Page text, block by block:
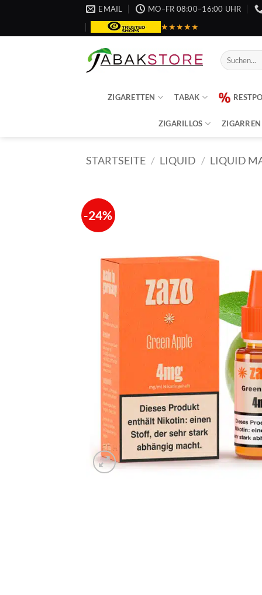
springen
EMAIL MO–FR 08:00–16:00 UHR
★★★★★
Suche
nach:
ZIGARETTEN TABAK
ZIGARILLOS ZIGARREN
STARTSEITE / LIQUID / LIQUID
-24%